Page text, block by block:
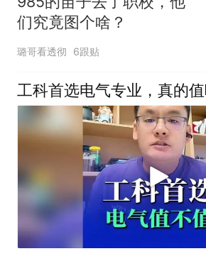
们究竟图个啥？
璐哥看透彻 6跟贴
工科首选电气专业，真的值